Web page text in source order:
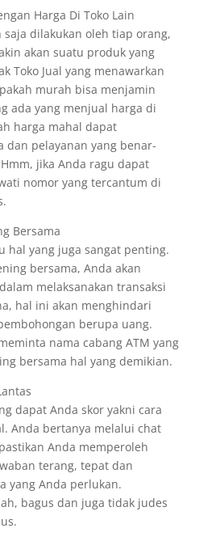
Harga Di Toko Lain
dilakukan oleh tiap orang,
akan suatu produk yang
Toko Jual yang menawarkan
murah bisa menjamin
ada yang menjual harga di
harga mahal dapat
dan pelayanan yang benar-
jika Anda ragu dapat
nomor yang tercantum di
Bersama
hal yang juga sangat penting.
bersama, Anda akan
melaksanakan transaksi
hal ini akan menghindari
berupa uang.
nama cabang ATM yang
bersama hal yang demikian.
dapat Anda skor yakni cara
Anda bertanya melalui chat
Anda memperoleh
terang, tepat dan
yang Anda perlukan.
bagus dan juga tidak judes